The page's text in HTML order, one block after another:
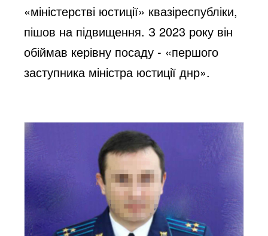
«міністерстві юстиції» квазіреспубліки,
пішов на підвищення. З 2023 року він
обіймав керівну посаду - «першого
заступника міністра юстиції днр».